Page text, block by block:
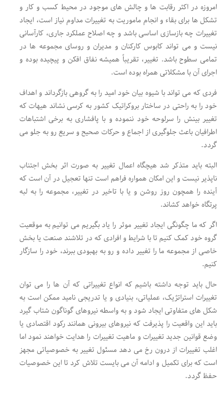
امروزه در اکثر رقابت ها و چالش های موجود در محیط کسب و کار و
تشکل ها برای بقاء و انجام ماموریت به تغییرات مداوم نیاز است، ایجاد
تغییرات چه بازسازی اساسی باشد و چه اصلاح عملکرد جاری، کارآسانی
نیست و می تواند کابوس کارکنان و مدیران و روسای مجموعه ها در
تمامی سطوح باشد. تغییر، تقریباً همیشه نفاق افکن و پیچیده بوده و
اجرای آن با مشکلاتی همراه بوده است.
فردی که می تواند با شیوه بیان خود امید را به گروهی بازگرداند و اهداف
خود را به راحتی در ساختار بروکراتیک کشور به کرسی نشاند هیهات که
تغییر بینش را سرلوحه خود ننموده و با پافشاری به برخی اشتباهات
اطرافیان باعث جلوگیری از اجماع و حرکات صحیح و سریع رو به جلو می
گردد.
البته باید متذکر شد هیچگاه اعمال تغییر به صورت اثر بخش اجتناب
ناپذیر نیست و این امکان همواره فراهم است تنها تعجیل در آن است که
آینده را همچون روز روشن و یا با تاخیر در تغییر، مجموعه را به لبه
پرتگاه خواهد کشاند.
اگر که ما چگونگی ایجاد تغییر موثر را یاد بگیریم می توانیم به موقعیت
گروه خود کمک کنیم تا با شرایط و افرادی که در تلاشند صنعت یا بخش
خاصی از مجموعه ما را تغییر داده و رو به بهبودی ببرند، خود را سازگار
کنیم.
حال باید توجه داشته باشیم که انواع تغییراتی که آن ها را می توان
تغییرات استراتژیک، عملیاتی، بنیادی و یا تدریجی نامید ممکن است به
شکل های متفاوتی ایجاد شود و به واسطه نیروهای گوناگون شتاب گیرد
باید این واقعیت را پذیرفت که نیروهای بیرونی همانند رکود اقتصادی یا
وضع قوانین جدید تغییرات و ماهیت تغییرات را هدایت خواهند نمود اما
اغلب تغییرات از درون رخ می دهد مسئول تغییر به خصوصیاتی مجهز
است که برای تکمیل و ادامه آن می بایست تلاش کرد تا این خصوصیات
حفظ گردد.